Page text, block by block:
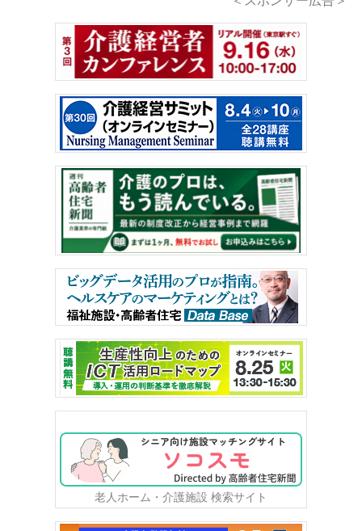
老人ホーム・介護施設 検索サイト